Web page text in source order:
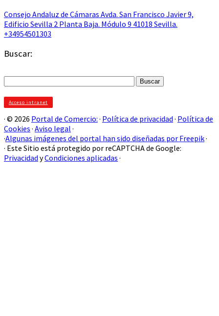
Consejo Andaluz de Cámaras Avda. San Francisco Javier 9,
Edificio Sevilla 2 Planta Baja. Módulo 9 41018 Sevilla.
+34954501303
Buscar:
Buscar:
Acceso intranet
· © 2026 Portal de Comercio: · Política de privacidad · Política de
Cookies · Aviso legal ·
·Algunas imágenes del portal han sido diseñadas por Freepik·
· Este Sitio está protegido por reCAPTCHA de Google:
Privacidad yCondiciones aplicadas ·